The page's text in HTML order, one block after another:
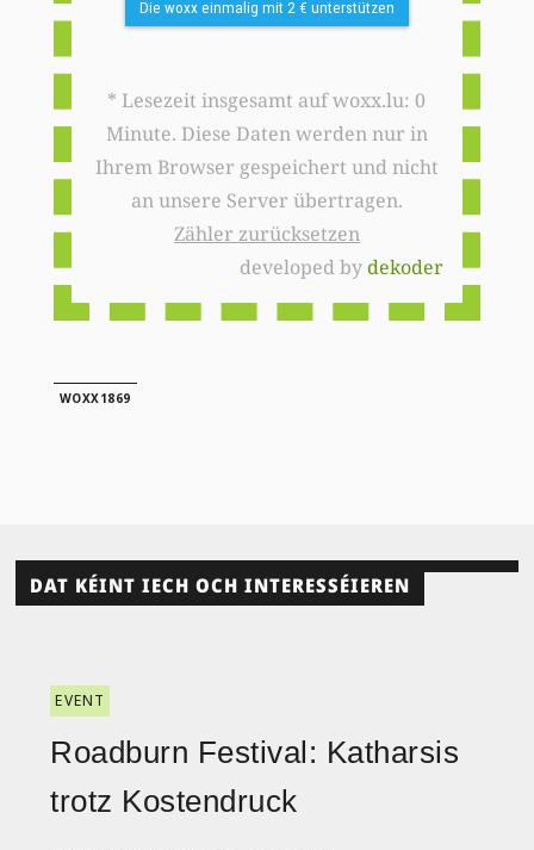
Die woxx einmalig mit 2 € unterstützen
* Lesezeit insgesamt auf woxx.lu: 0
Minute. Diese Daten werden nur in
Ihrem Browser gespeichert und nicht
an unsere Server übertragen.
Zähler zurücksetzen
developed bydekoder
WOXX1869
DAT KÉINT IECH OCH INTERESSÉIEREN
EVENT
Roadburn Festival: Katharsis
trotz Kostendruck